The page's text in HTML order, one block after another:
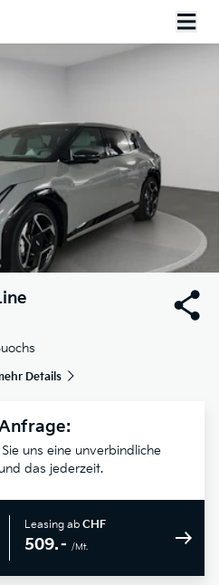
Details
uns eine unverbindliche
das jederzeit.
Leasing ab CHF
509.– /Mt.